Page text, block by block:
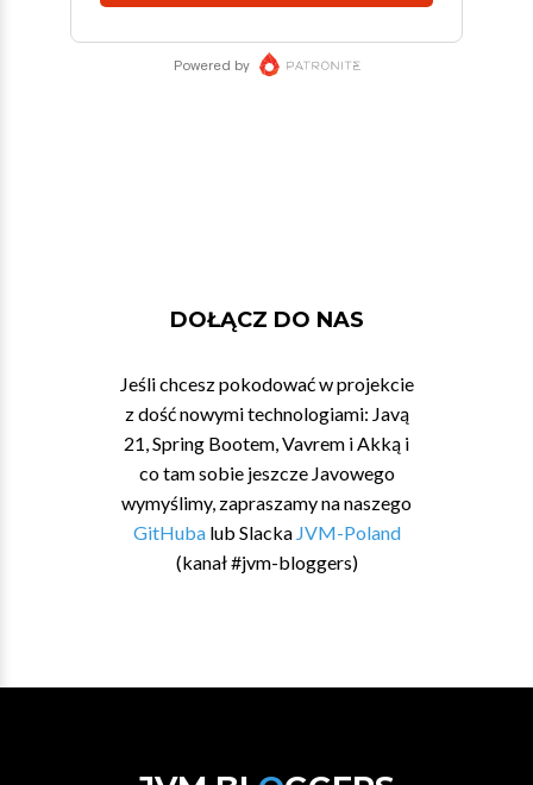
DOŁĄCZ DO NAS
Jeśli chcesz pokodować w projekcie
z dość nowymi technologiami: Javą
21, Spring Bootem, Vavrem i Akką i
co tam sobie jeszcze Javowego
wymyślimy, zapraszamy na naszego
GitHubalub Slacka JVM-Poland
(kanał #jvm-bloggers)